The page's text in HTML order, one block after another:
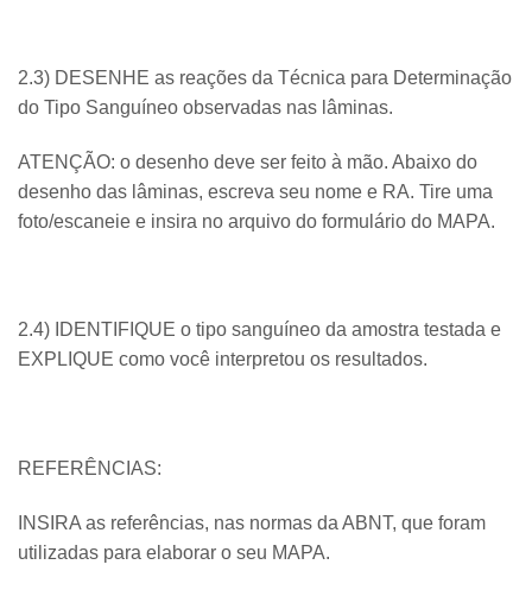
2.3) DESENHE as reações da Técnica para Determinação
do Tipo Sanguíneo observadas nas lâminas.
ATENÇÃO: o desenho deve ser feito à mão. Abaixo do
desenho das lâminas, escreva seu nome e RA. Tire uma
foto/escaneie e insira no arquivo do formulário do MAPA.
2.4) IDENTIFIQUE o tipo sanguíneo da amostra testada e
EXPLIQUE como você interpretou os resultados.
REFERÊNCIAS:
INSIRA as referências, nas normas da ABNT, que foram
utilizadas para elaborar o seu MAPA.